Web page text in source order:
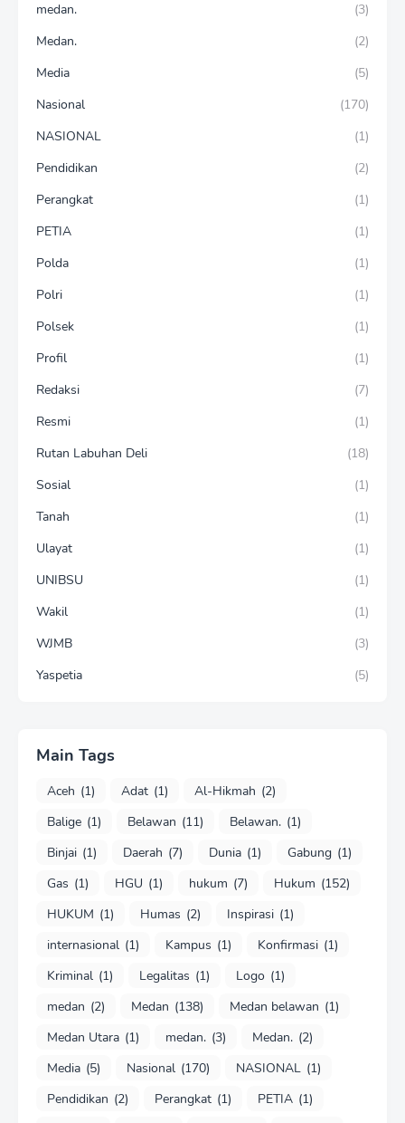
medan.
(3)
Medan.
(2)
Media
(5)
Nasional
(170)
NASIONAL
(1)
Pendidikan
(2)
Perangkat
(1)
PETIA
(1)
Polda
(1)
Polri
(1)
Polsek
(1)
Profil
(1)
Redaksi
(7)
Resmi
(1)
Rutan Labuhan Deli
(18)
Sosial
(1)
Tanah
(1)
Ulayat
(1)
UNIBSU
(1)
Wakil
(1)
WJMB
(3)
Yaspetia
(5)
Main Tags
Aceh (1) Adat (1) Al-Hikmah (2)
Balige (1) Belawan (11) Belawan. (1)
Binjai (1) Daerah (7) Dunia (1) Gabung (1)
Gas (1) HGU (1) hukum (7) Hukum (152)
HUKUM (1) Humas (2) Inspirasi (1)
internasional (1) Kampus (1) Konfirmasi (1)
Kriminal (1) Legalitas (1) Logo (1)
medan (2) Medan (138) Medan belawan (1)
Medan Utara (1) medan. (3) Medan. (2)
Media (5) Nasional (170) NASIONAL (1)
Pendidikan (2) Perangkat (1) PETIA (1)